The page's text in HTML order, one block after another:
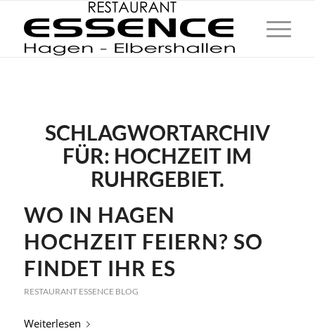
SCHLAGWORTARCHIV
FÜR: HOCHZEIT IM
RUHRGEBIET.
WO IN HAGEN
HOCHZEIT FEIERN? SO
FINDET IHR ES
RESTAURANT ESSENCE BLOG
Weiterlesen